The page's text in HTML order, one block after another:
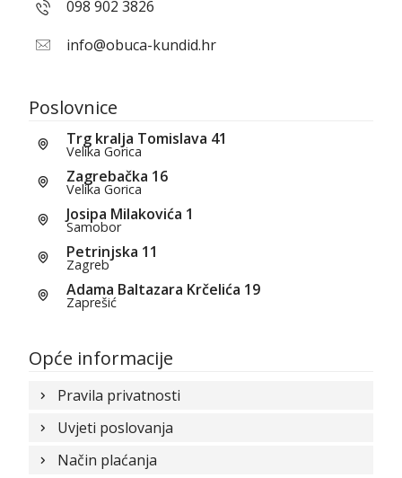
098 902 3826
info@obuca-kundid.hr
Poslovnice
Trg kralja Tomislava 41
Velika Gorica
Zagrebačka 16
Velika Gorica
Josipa Milakovića 1
Samobor
Petrinjska 11
Zagreb
Adama Baltazara Krčelića 19
Zaprešić
Opće informacije
Pravila privatnosti
Uvjeti poslovanja
Način plaćanja